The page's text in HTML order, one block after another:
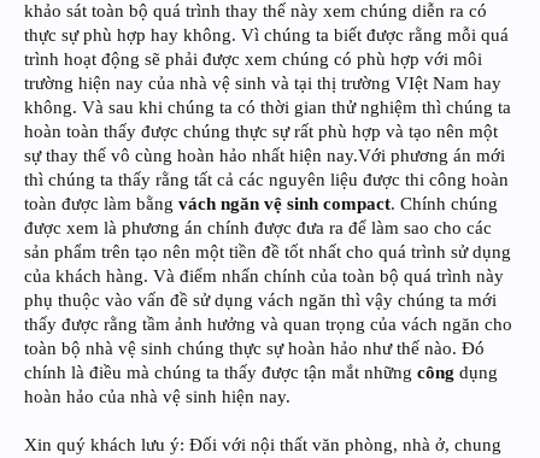
khảo sát toàn bộ quá trình thay thế này xem chúng diễn ra có
thực sự phù hợp hay không. Vì chúng ta biết được rằng mỗi quá
trình hoạt động sẽ phải được xem chúng có phù hợp với môi
trường hiện nay của nhà vệ sinh và tại thị trường VIệt Nam hay
không. Và sau khi chúng ta có thời gian thử nghiệm thì chúng ta
hoàn toàn thấy được chúng thực sự rất phù hợp và tạo nên một
sự thay thế vô cùng hoàn hảo nhất hiện nay.Với phương án mới
thì chúng ta thấy rằng tất cả các nguyên liệu được thi công hoàn
toàn được làm bằng vách ngăn vệ sinh compact. Chính chúng
được xem là phương án chính được đưa ra để làm sao cho các
sản phẩm trên tạo nên một tiền đề tốt nhất cho quá trình sử dụng
của khách hàng. Và điểm nhấn chính của toàn bộ quá trình này
phụ thuộc vào vấn đề sử dụng vách ngăn thì vậy chúng ta mới
thấy được rằng tầm ảnh hưởng và quan trọng của vách ngăn cho
toàn bộ nhà vệ sinh chúng thực sự hoàn hảo như thế nào. Đó
chính là điều mà chúng ta thấy được tận mắt những công dụng
hoàn hảo của nhà vệ sinh hiện nay.
Xin quý khách lưu ý: Đối với nội thất văn phòng, nhà ở, chung